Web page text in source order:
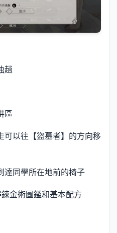
趟
區
可以往【盜墓者】的方向移
達同學所在地前的椅子
金術圖鑑和基本配方